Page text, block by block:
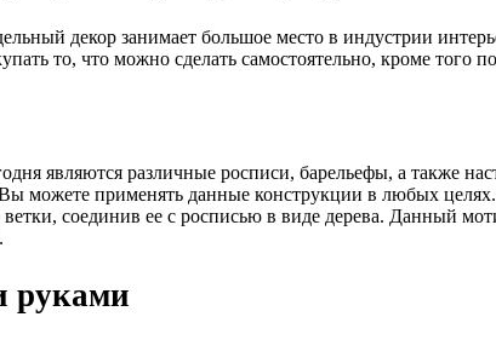
декор занимает большое место в индустрии
то, что можно сделать самостоятельно, кроме того
являются различные росписи, барельефы, а также
можете применять данные конструкции в любых целях.
соединив ее с росписью в виде дерева. Данный
руками